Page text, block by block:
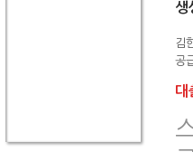
생
김
공
대